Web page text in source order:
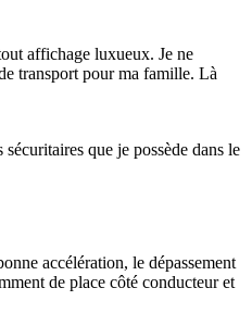
affichage luxueux. Je ne
transport pour ma famille. Là
que je possède dans le
accélération, le dépassement
de place côté conducteur et